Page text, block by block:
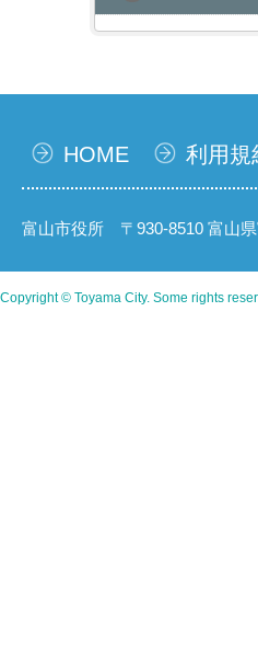
HOME 利用規
富山市役所 〒930-8510 富山
Copyright © Toyama City. Some rights